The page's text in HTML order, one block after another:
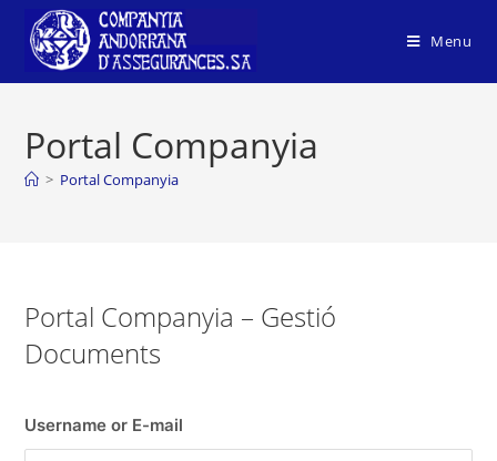
Menu
Portal Companyia
> Portal Companyia
Portal Companyia – Gestió
Documents
Username or E-mail